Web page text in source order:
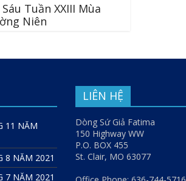
Tuần XXIII Mùa
Niên
11 NĂM
8 NĂM 2021
7 NĂM 2021
LIÊN HỆ
Dòng Sứ Giả Fatima
150 Highway WW
P.O. BOX 455
St. Clair, MO 63077